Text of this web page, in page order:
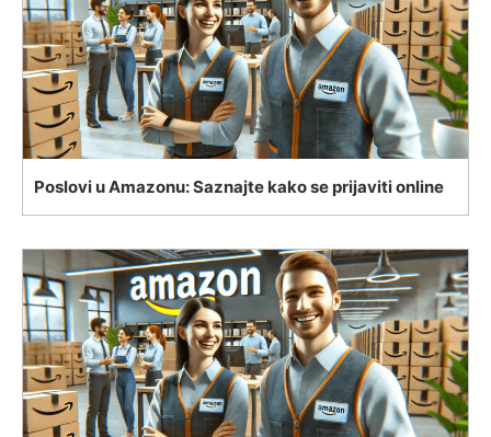
Poslovi u Amazonu: Saznajte kako se prijaviti online